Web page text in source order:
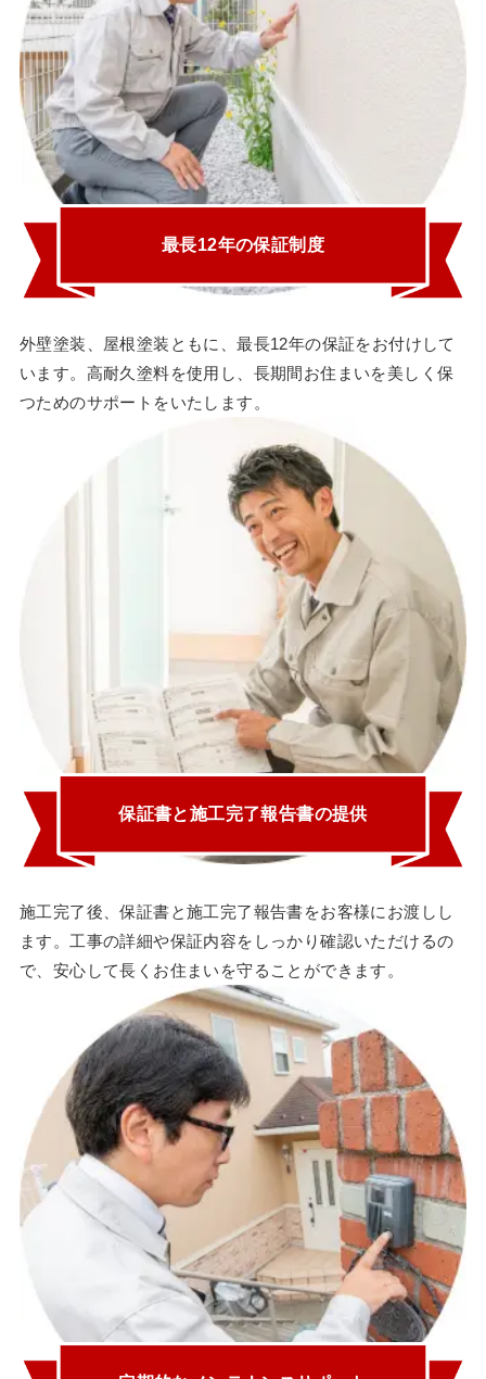
最長12年の保証制度
外壁塗装、屋根塗装ともに、最長12年の保証をお付けして
います。高耐久塗料を使用し、長期間お住まいを美しく保
つためのサポートをいたします。
保証書と施工完了報告書の提供
施工完了後、保証書と施工完了報告書をお客様にお渡しし
ます。工事の詳細や保証内容をしっかり確認いただけるの
で、安心して長くお住まいを守ることができます。